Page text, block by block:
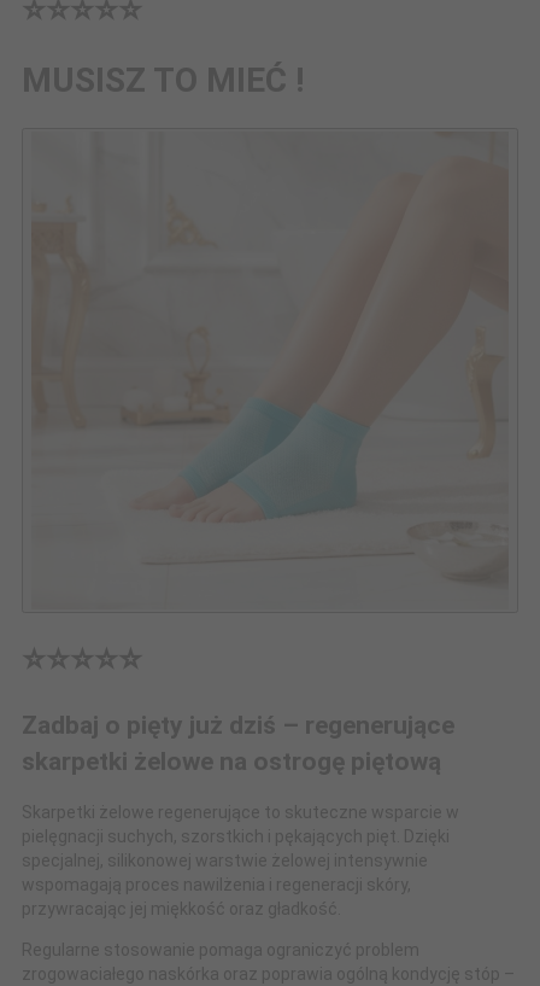
⭐️⭐️⭐️⭐️⭐️
MUSISZ TO MIEĆ !
⭐⭐⭐⭐⭐
Zadbaj o pięty już dziś – regenerujące
skarpetki żelowe na ostrogę piętową
Skarpetki żelowe regenerujące to skuteczne wsparcie w
pielęgnacji suchych, szorstkich i pękających pięt. Dzięki
specjalnej, silikonowej warstwie żelowej intensywnie
wspomagają proces nawilżenia i regeneracji skóry,
przywracając jej miękkość oraz gładkość.
Regularne stosowanie pomaga ograniczyć problem
zrogowaciałego naskórka oraz poprawia ogólną kondycję stóp –